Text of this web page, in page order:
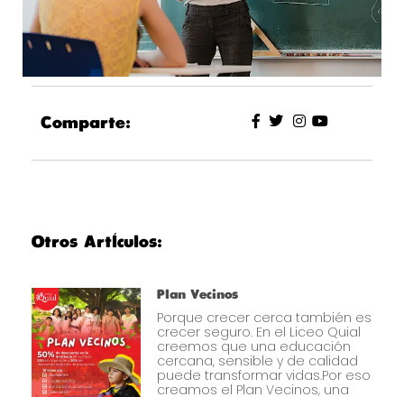
Comparte:
Otros Artículos:
Plan Vecinos
Porque crecer cerca también es
crecer seguro. En el Liceo Quial
creemos que una educación
cercana, sensible y de calidad
puede transformar vidas.Por eso
creamos el Plan Vecinos, una